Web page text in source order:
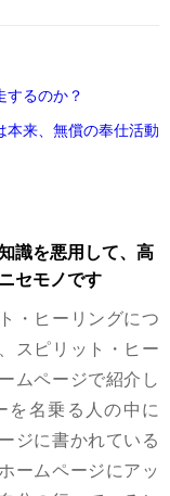
するのか？
本来、無償の奉仕活動
識を悪用して、高
セモノです
・ヒーリングにつ
スピリット・ヒー
ムページで紹介し
を名乗る人の中に
ジに書かれている
ームページにアッ